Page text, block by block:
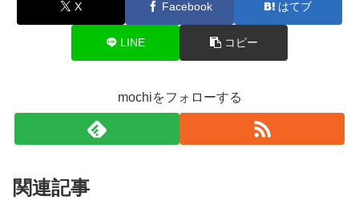
X Facebook はてブ
LINE コピー
mochiをフォローする
関連記事